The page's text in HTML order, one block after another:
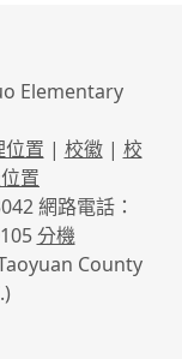
Elementary
位置 | 校徽| 校
置
網路電話：
分機
County